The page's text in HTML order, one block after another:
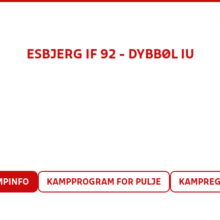
ESBJERG IF 92 - DYBBØL IU
KAMPPROGRAM FOR PULJE